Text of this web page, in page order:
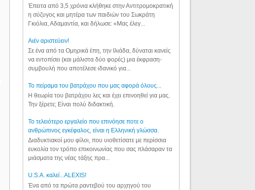
Έπειτα από 3,5 χρόνια κλήθηκε στην Αντιτρομοκρατική
η σύζυγος και μητέρα των παιδιών του Σωκράτη
Γκιόλια, Αδαμαντία, και δήλωσε: «Μας έλεγ...
Aιέν αριστεύειν!
Σε ένα από τα Ομηρικά έπη, την Ιλιάδα, δύναται κανείς
να εντοπίσει (και μάλιστα δύο φορές) μια έκφραση-
συμβουλή που αποτέλεσε ιδανικό για...
Το πείραμα του βατράχου που μας αφορά όλους...
Η θεωρία του βατράχου λες και έχει επινοηθεί για μας.
Την ξέρετε; Είναι πολύ διδακτική.
Το τελειότερο εργαλείο που επινόησε ποτε ο
ανθρώπινος εγκέφαλος, είναι η Ελληνική γλώσσα.
Διαδυκτιακοί μου φίλοι, που υιοθετίσατε με περίσσια
ευκολία τον τρόπο επικοινωνίας που σας πλάσαραν τα
μιάσματα της νέας τάξης πρα...
U.S.A. καλεί...ALEXIS!
Ένα από τα πρώτα ραντεβού του αρχηγού του